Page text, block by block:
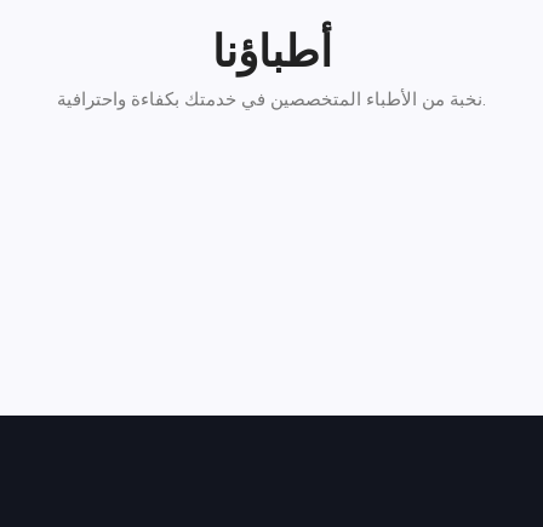
أطباؤنا
نخبة من الأطباء المتخصصين في خدمتك بكفاءة واحترافية.